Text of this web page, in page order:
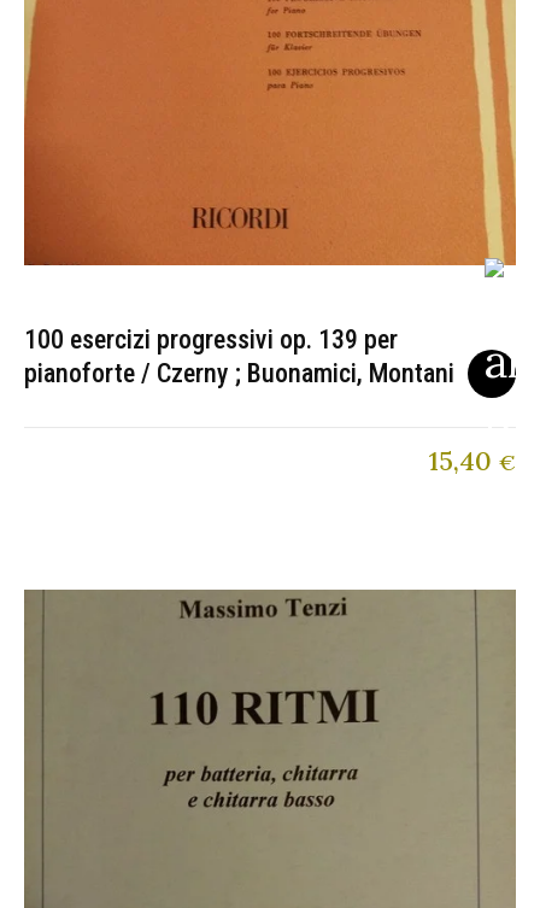
100 esercizi progressivi op. 139 per
pianoforte / Czerny ; Buonamici, Montani
15,40 €